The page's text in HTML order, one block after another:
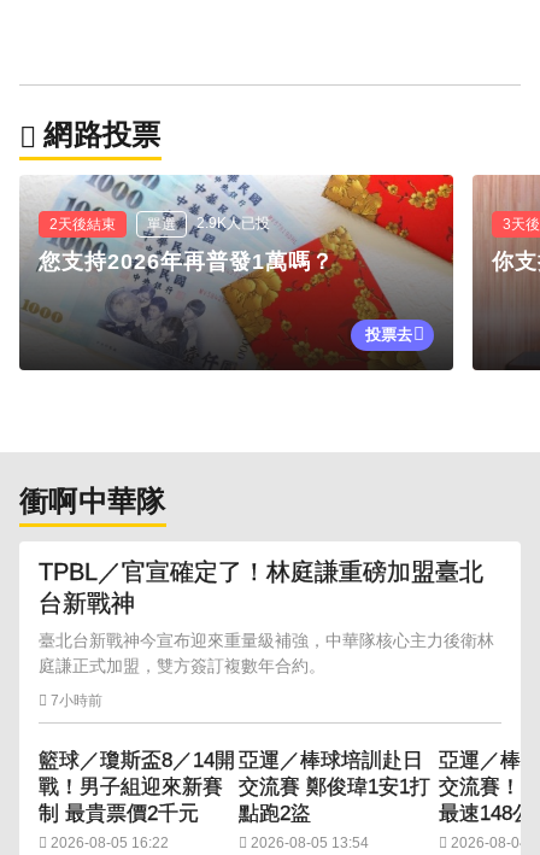
網路投票
2天後結束 單選 2.9K人已投
您支持2026年再普發1萬嗎？
投票去
3天
你
衝啊中華隊
TPBL／官宣確定了！林庭謙重磅加盟臺北
台新戰神
臺北台新戰神今宣布迎來重量級補強，中華隊核心主力後衛林
庭謙正式加盟，雙方簽訂複數年合約。
7小時前
籃球／瓊斯盃8／14開
戰！男子組迎來新賽
制 最貴票價2千元
2026-08-05 16:22
亞運／棒球培訓赴日
交流賽 鄭俊瑋1安1打
點跑2盜
2026-08-05 13:54
亞運／棒
交流賽！
最速148公
2026-08-04